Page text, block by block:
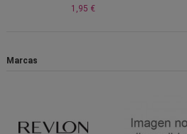
1,95 €
Marcas